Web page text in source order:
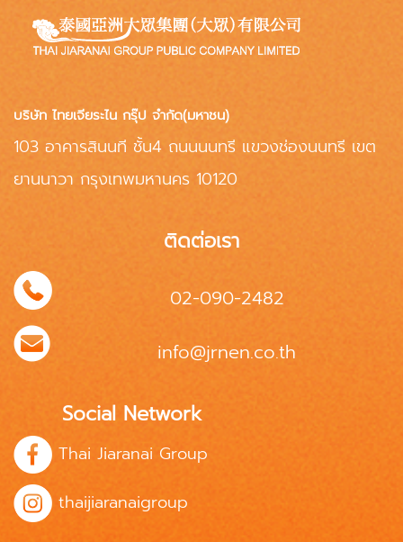
บริษัท ไทยเจียระไน กรุ๊ป จำกัด(มหาชน)
103 อาคารสินนที ชั้น4 ถนนนนทรี แขวงช่องนนทรี เขต
ยานนาวา กรุงเทพมหานคร 10120
ติดต่อเรา
02-090-2482
info@jrnen.co.th
Social Network
Thai Jiaranai Group
thaijiaranaigroup